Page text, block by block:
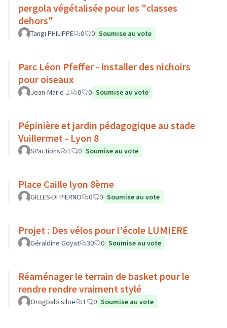
pergola végétalisée pour les "classes
dehors"
Tangi PHILIPPE 0 0 Soumise au vote
Parc Léon Pfeffer - installer des nichoirs
pour oiseaux
Jean-Marie J. 0 0 Soumise au vote
Pépinière et jardin pédagogique au stade
Vuillermet - Lyon 8
SPactions 1 0 Soumise au vote
Place Caille lyon 8ème
GILLES-DI PIERNO 0 0 Soumise au vote
Projet : Des vélos pour l'école LUMIERE
Géraldine Goyat 30 0 Soumise au vote
Réaménager le terrain de basket pour le
rendre rendre vraiment stylé
Orogbalo siloe 1 0 Soumise au vote